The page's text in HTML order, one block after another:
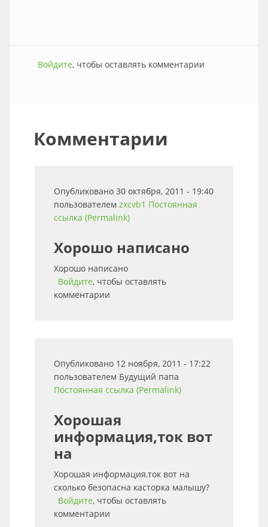
Войдите, чтобы оставлять комментарии
Комментарии
Опубликовано 30 октября, 2011 - 19:40
пользователем zxcvb1 Постоянная
ссылка (Permalink)
Хорошо написано
Хорошо написано
Войдите, чтобы оставлять
комментарии
Опубликовано 12 ноября, 2011 - 17:22
пользователем Будущий папа
Постоянная ссылка (Permalink)
Хорошая
информация,ток вот
на
Хорошая информация,ток вот на
сколько безопасна касторка малышу?
Войдите, чтобы оставлять
комментарии